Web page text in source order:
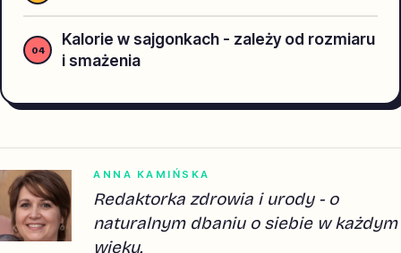
Kalorie w sajgonkach - zależy od rozmiaru
i smażenia
ANNA KAMIŃSKA
Redaktorka zdrowia i urody - o
naturalnym dbaniu o siebie w każdym
wieku.